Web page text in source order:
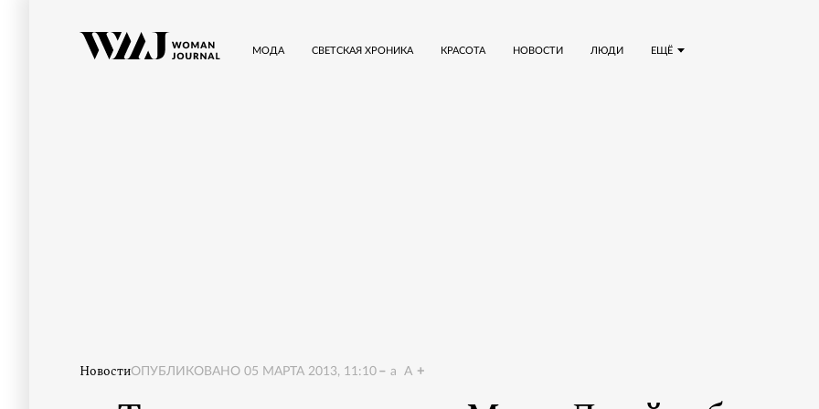
ЕЩЁ
МОДА СВЕТСКАЯ ХРОНИКА КРАСОТА НОВОСТИ ЛЮДИ
НовостиОПУБЛИКОВАНО 05 МАРТА 2013, 11:10 a A